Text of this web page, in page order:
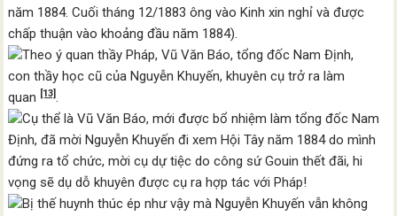
năm 1884. Cuối tháng 12/1883 ông vào Kinh xin nghỉ và được
chấp thuận vào khoảng đầu năm 1884).
Theo ý quan thầy Pháp, Vũ Văn Báo, tổng đốc Nam Định,
con thầy học cũ của Nguyễn Khuyến, khuyên cụ trở ra làm
quan
[13].
Cụ thể là Vũ Văn Báo, mới được bổ nhiệm làm tổng đốc Nam
Định, đã mời Nguyễn Khuyến đi xem Hội Tây năm 1884 do mình
đứng ra tổ chức, mời cụ dự tiệc do công sứ Gouin thết đãi, hi
vọng sẽ dụ dỗ khuyên được cụ ra hợp tác với Pháp!
Bị thế huynh thúc ép như vậy mà Nguyễn Khuyến vẫn không